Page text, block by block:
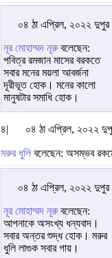
০৪ ঠা এপ্রিল, ২০২২
নূর মোহাম্মদ নূরুবলেছেন:
পবিত্র রমজান মাসের বরকতে
সবার মনের ময়লা আবর্জনা
দূরীভূত হোক। মনের কালো
মানুষটার সমাধি হোক।
৪| ০৪ ঠা এপ্রিল, ২০২২
মরুর ধুলি বলেছেন: অসম্ভব
০৪ ঠা এপ্রিল, ২০২২
নূর মোহাম্মদ নূরুবলেছেন:
আপনাকে অসংখ্য ধন্যবাদ।
সবার অন্তর শুদ্ধ হোক। মরুর
ধুলি লাগুক সবার গায়।